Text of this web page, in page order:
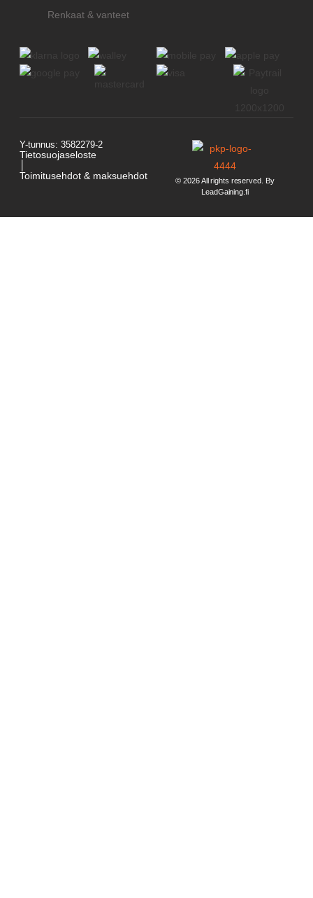
Renkaat & vanteet
© 2026 All rights reserved. By
LeadGaining.fi
Y-tunnus: 3582279-2
Tietosuojaseloste
Toimitusehdot & maksuehdot